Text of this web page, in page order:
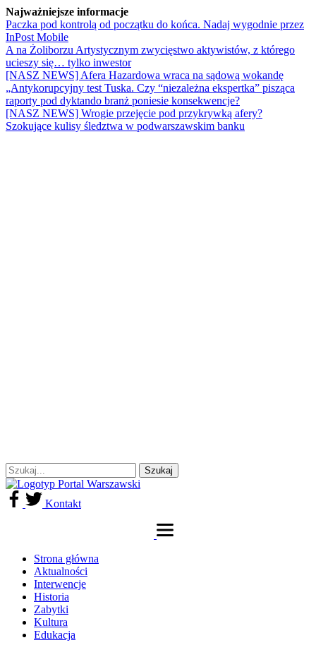
Najważniejsze informacje
Paczka pod kontrolą od początku do końca. Nadaj wygodnie przez
InPost Mobile
A na Żoliborzu Artystycznym zwycięstwo aktywistów, z którego
ucieszy się… tylko inwestor
[NASZ NEWS] Afera Hazardowa wraca na sądową wokandę
„Antykorupcyjny test Tuska. Czy “niezależna ekspertka” pisząca
raporty pod dyktando branż poniesie konsekwencje?
[NASZ NEWS] Wrogie przejęcie pod przykrywką afery?
Szokujące kulisy śledztwa w podwarszawskim banku
Kontakt
Strona główna
Aktualności
Interwencje
Historia
Zabytki
Kultura
Edukacja